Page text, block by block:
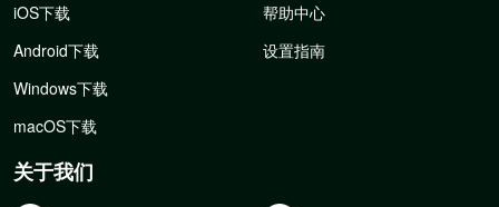
iOS下载
Android下载
Windows下载
macOS下载
帮助中心
设置指南
关于我们